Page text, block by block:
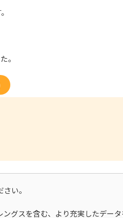
。
い。
グスを含む、より充実したデータ